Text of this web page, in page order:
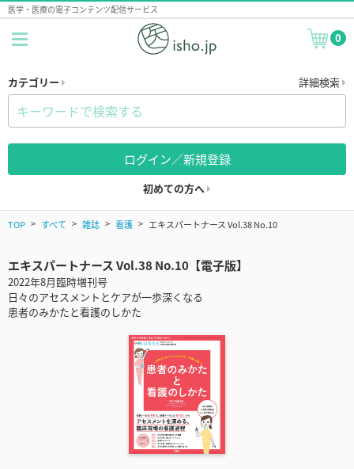
医学・医療の電子コンテンツ配信サービス
0
カテゴリー 詳細検索
ログイン／新規登録
初めての方へ
TOP すべて 雑誌 看護 エキスパートナース Vol.38 No.10
エキスパートナース Vol.38 No.10【電子版】
2022年8月臨時増刊号
日々のアセスメントとケアが一歩深くなる
患者のみかたと看護のしかた